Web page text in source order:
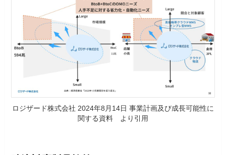
ロジザード株式会社 2024年8月14日 事業計画及び成長可能性に
関する資料 より引用